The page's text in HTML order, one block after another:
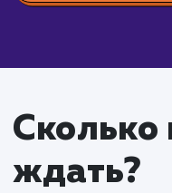
40 000 рублей
работу по
компаний,
продвижения.